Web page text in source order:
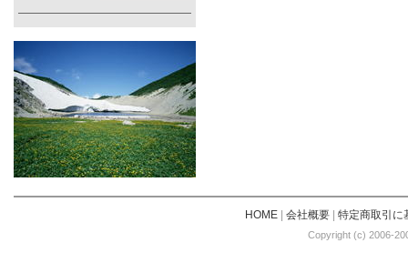
HOME| 会社概要| 特定商取引に
Copyright (c) 2006-